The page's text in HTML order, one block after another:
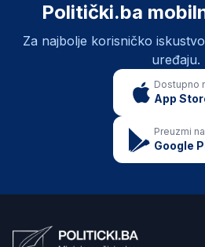
Politički.ba
Za najbolje korisničko
uređaju.
Dostupno
App
Preuzmi na
Google